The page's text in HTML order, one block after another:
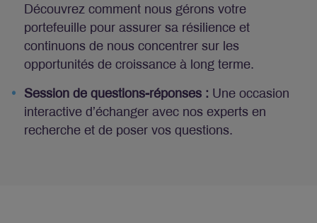
Découvrez comment nous gérons votre
portefeuille pour assurer sa résilience et
continuons de nous concentrer sur les
opportunités de croissance à long terme.
Session de questions-réponses : Une occasion
interactive d’échanger avec nos experts en
recherche et de poser vos questions.